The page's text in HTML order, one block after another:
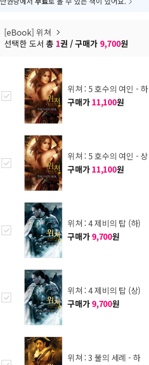
[eBook] 위쳐
선택한 도서 총 1권 / 구매가 9,700원
위쳐 : 5 호수의 여인 - 하
구매가 11,100원
위쳐 : 5 호수의 여인 - 상
구매가 11,100원
위쳐 : 4 제비의 탑 (하)
구매가 9,700원
위쳐 : 4 제비의 탑 (상)
구매가 9,700원
위쳐 : 3 불의 세례 - 하